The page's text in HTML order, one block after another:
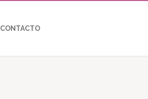
CONTACTO